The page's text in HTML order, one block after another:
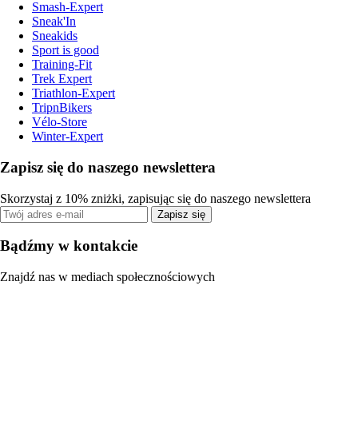
Smash-Expert
Sneak'In
Sneakids
Sport is good
Training-Fit
Trek Expert
Triathlon-Expert
TripnBikers
Vélo-Store
Winter-Expert
Zapisz się do naszego newslettera
Skorzystaj z 10% zniżki, zapisując się do naszego newslettera
Zapisz się
Bądźmy w kontakcie
Znajdź nas w mediach społecznościowych